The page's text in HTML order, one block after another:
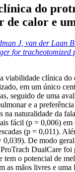
do
calor e
J, van der Laan
for
viabilidade clínica
em um único
seguido de uma
e a
na naturalidade da
fácil (p = 0,006) em
(p = 0,011).
0,039). De modo
DualCare
o potencial de
as mãos livres e